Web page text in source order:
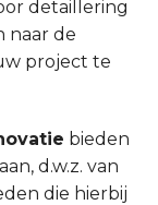
detaillering
naar de
project te
bieden
aan, d.w.z. van
die hierbij